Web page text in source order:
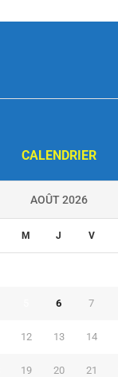
CALENDRIER
AOÛT 2026
M J V
6 7
12 13 14
19 20 21